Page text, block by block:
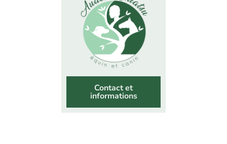
Contact et
informations